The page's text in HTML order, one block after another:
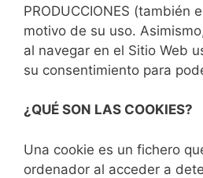
PRODUCCIONES (también
motivo de su uso.
al navegar en el Sitio Web
su consentimiento para
¿QUÉ SON LAS COOKIES?
Una cookie es un fichero
ordenador al acceder a